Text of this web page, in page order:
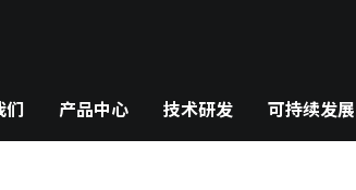
们 产品中心 技术研发 可持续发展